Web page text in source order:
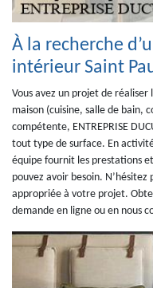
À la recherche
intérieur Saint
Vous avez un projet de
maison (cuisine, salle de bain,
compétente, ENTREPRISE
tout type de surface. En
équipe fournit les prestations
pouvez avoir besoin. N’hésitez
appropriée à votre projet.
demande en ligne ou en nous